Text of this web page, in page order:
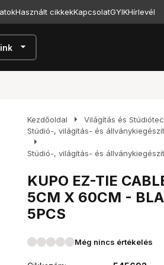
Használt cikkekKapcsolatGYIKHírlevél
arrow_drop_down
Kezdőoldal arrow_right Világítás és
Stúdió-, világítás- és
arrow_right
Stúdió-, világítás- és
KUPO EZ-TIE
5CM X 60CM -
5PCS
Még nincs értékelés